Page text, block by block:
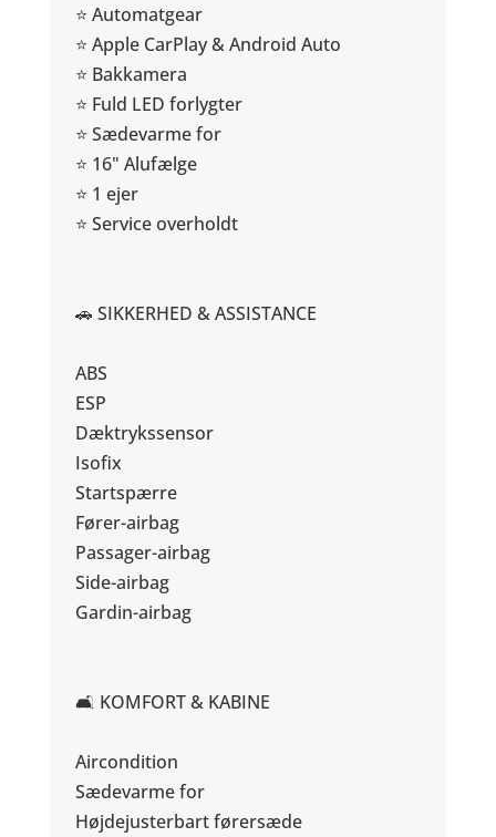
⭐ Automatgear
⭐ Apple CarPlay & Android Auto
⭐ Bakkamera
⭐ Fuld LED forlygter
⭐ Sædevarme for
⭐ 16" Alufælge
⭐ 1 ejer
⭐ Service overholdt
🚗 SIKKERHED & ASSISTANCE
ABS
ESP
Dæktrykssensor
Isofix
Startspærre
Fører-airbag
Passager-airbag
Side-airbag
Gardin-airbag
🛋️ KOMFORT & KABINE
Aircondition
Sædevarme for
Højdejusterbart førersæde